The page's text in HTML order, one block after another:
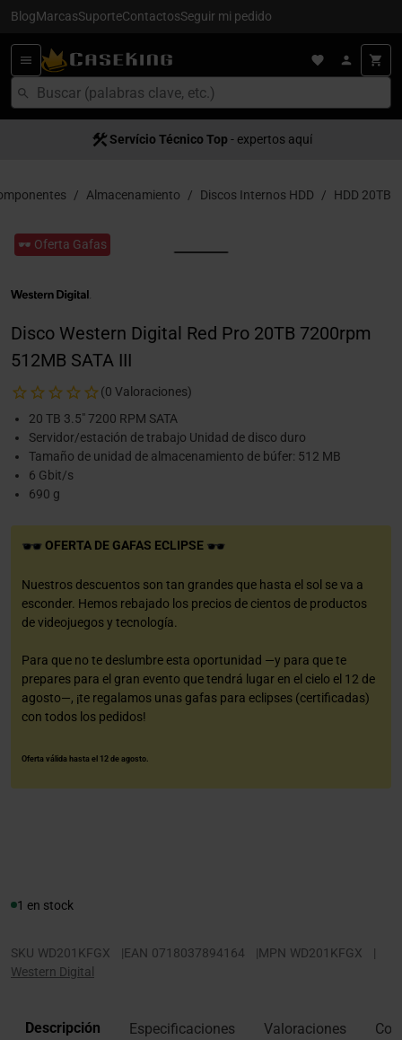
BlogMarcasSuporteContactosSeguir mi pedido
Servício Técnico Top - expertos aquí
Almacenamiento Discos Internos HDD HDD 20TB
🕶️ Oferta Gafas
Disco Western Digital Red Pro 20TB 7200rpm
512MB SATA III
(0 Valoraciones)
20 TB 3.5" 7200 RPM SATA
Servidor/estación de trabajo Unidad de disco duro
Tamaño de unidad de almacenamiento de búfer: 512 MB
6 Gbit/s
690 g
OFERTA DE GAFAS ECLIPSE
Nuestros descuentos son tan grandes que hasta el sol se va a
esconder. Hemos rebajado los precios de cientos de productos
de videojuegos y tecnología.
Para que no te deslumbre esta oportunidad —y para que te
prepares para el gran evento que tendrá lugar en el cielo el 12 de
agosto—, ¡te regalamos unas gafas para eclipses (certificadas)
con todos los pedidos!
Oferta válida hasta el 12 de agosto.
1 en stock
SKU WD201KFGX |EAN 0718037894164 |MPN WD201KFGX
|
Western Digital
Descripción Especificaciones Valoraciones